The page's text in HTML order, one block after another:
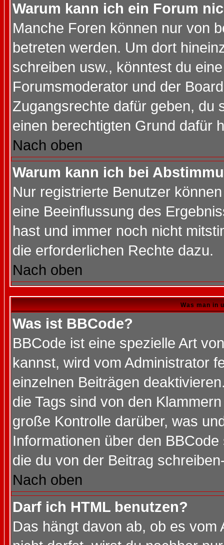
Warum kann ich ein Forum
Manche Foren können nur von
betreten werden. Um dort
schreiben usw., könntest du
Forumsmoderator und der
Zugangsrechte dafür geben, du
einen berechtigten Grund dafür
Nach oben
Warum kann ich bei
Nur registrierte Benutzer
eine Beeinflussung des
hast und immer noch nicht
die erforderlichen Rechte dazu.
Nach oben
Was man in
Was ist BBCode?
BBCode ist eine spezielle Art
kannst, wird vom Administrator
einzelnen Beiträgen
die Tags sind von den
große Kontrolle darüber, was
Informationen über den
die du von der Beitrag
Nach oben
Darf ich HTML benutzen?
Das hängt davon ab, ob es